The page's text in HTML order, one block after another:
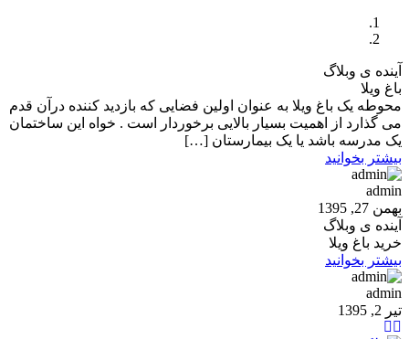
آینده ی وبلاگ
باغ ویلا
محوطه یک باغ ویلا به عنوان اولین فضایی که بازدید کننده درآن قدم
می گذارد از اهمیت بسیار بالایی برخوردار است . خواه این ساختمان
یک مدرسه باشد یا یک بیمارستان […]
بیشتر بخوانید
admin
بهمن 27, 1395
آینده ی وبلاگ
خرید باغ ویلا
بیشتر بخوانید
admin
تیر 2, 1395